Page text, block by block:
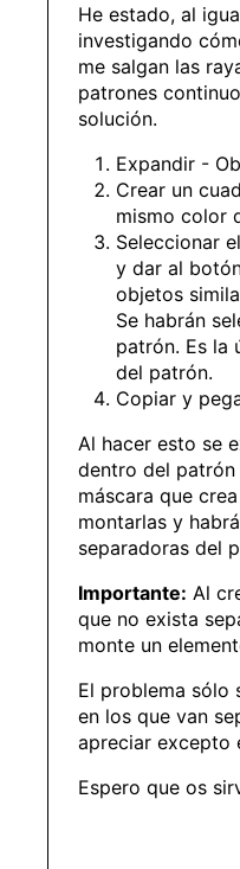
He estado, al
investigando
me salgan las
patrones
solución.
Expandir -
Crear un
mismo color
Seleccionar
y dar al
objetos
Se habrán
patrón. Es la
del patrón.
Copiar y
Al hacer esto se
dentro del
máscara que
montarlas y
separadoras del
Importante: Al
que no exista
monte un
El problema sólo
en los que van
apreciar excepto
Espero que os